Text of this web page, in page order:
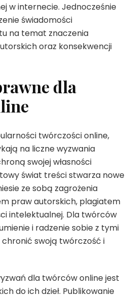
w internecie. Jednocześnie
świadomości
na temat znaczenia
oraz konsekwencji
dla
twórczości online,
na liczne wyzwania
swojej własności
świat treści stwarza nowe
ze sobą zagrożenia
praw autorskich, plagiatem
intelektualnej. Dla twórców
i radzenie sobie z tymi
swoją twórczość i
dla twórców online jest
do ich dzieł. Publikowanie